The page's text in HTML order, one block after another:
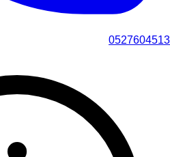
0527604513